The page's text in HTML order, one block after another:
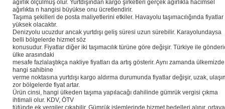
ağırlık ölçülmüş olur. Yurtdışından kargo şirketleri gerçek ağırlıkla hacimsel
ağırlıkta n hangisi büyükse onu ücretlendirir.
Taşıma şekilleri de posta maliyetlerini etkiler. Havayolu taşımacılığında fiyatlar
yüksek olacaktır.
Denizyolu ucuzdur ancak yurtdışı geliş süresi uzun sürebilir. Karayolundaysa
belli bölgelerde hizmet söz
konusudur. Fiyatlar diğer iki taşımacılık türüne göre değişir. Türkiye ile
ülke arasındaki
mesafe fazlalaştıkça nakliye fiyatları da artış gösterir. Aynı zamanda ülkemizde
hangi sahibine
verme noktasına yurtdışı kargo aldırma durumunda fiyatlar değişir, uzak,
zor bölgelerde fiyat artar.
Ürün cinsi, hangi ülkeden taşıma yapılacağı dahilinde gümrük vergisi çıkma
ihtimali olur. KDV, ÖTV
tütünde ek vergiler çıkabilir. Gümrük işlemlerinde hizmet bedelleri alınır, ortaya